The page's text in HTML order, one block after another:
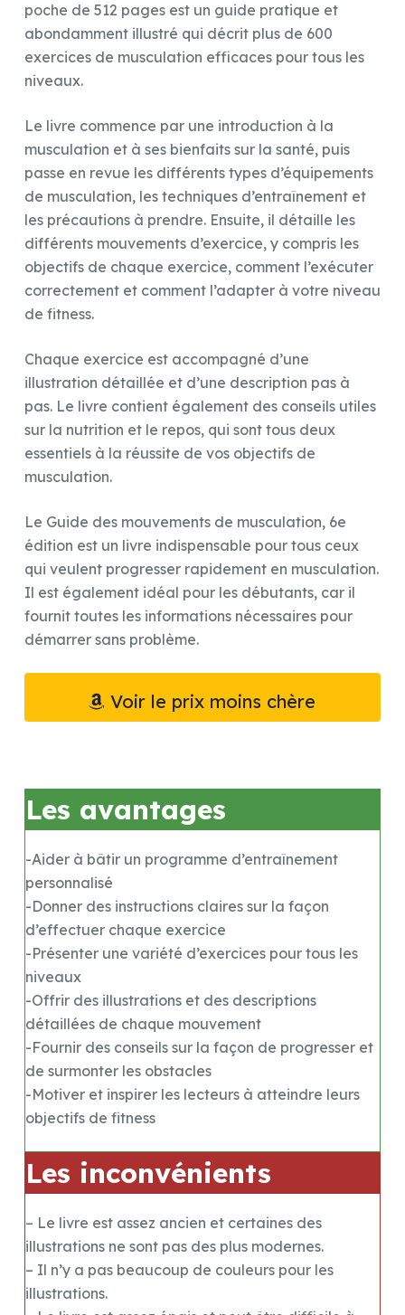
poche de 512 pages est un guide pratique et
abondamment illustré qui décrit plus de 600
exercices de musculation efficaces pour tous les
niveaux.
Le livre commence par une introduction à la
musculation et à ses bienfaits sur la santé, puis
passe en revue les différents types d’équipements
de musculation, les techniques d’entraînement et
les précautions à prendre. Ensuite, il détaille les
différents mouvements d’exercice, y compris les
objectifs de chaque exercice, comment l’exécuter
correctement et comment l’adapter à votre niveau
de fitness.
Chaque exercice est accompagné d’une
illustration détaillée et d’une description pas à
pas. Le livre contient également des conseils utiles
sur la nutrition et le repos, qui sont tous deux
essentiels à la réussite de vos objectifs de
musculation.
Le Guide des mouvements de musculation, 6e
édition est un livre indispensable pour tous ceux
qui veulent progresser rapidement en musculation.
Il est également idéal pour les débutants, car il
fournit toutes les informations nécessaires pour
démarrer sans problème.
Voir le prix moins chère
Les avantages
-Aider à bâtir un programme d’entraînement
personnalisé
-Donner des instructions claires sur la façon
d’effectuer chaque exercice
-Présenter une variété d’exercices pour tous les
niveaux
-Offrir des illustrations et des descriptions
détaillées de chaque mouvement
-Fournir des conseils sur la façon de progresser et
de surmonter les obstacles
-Motiver et inspirer les lecteurs à atteindre leurs
objectifs de fitness
Les inconvénients
– Le livre est assez ancien et certaines des
illustrations ne sont pas des plus modernes.
– Il n’y a pas beaucoup de couleurs pour les
illustrations.